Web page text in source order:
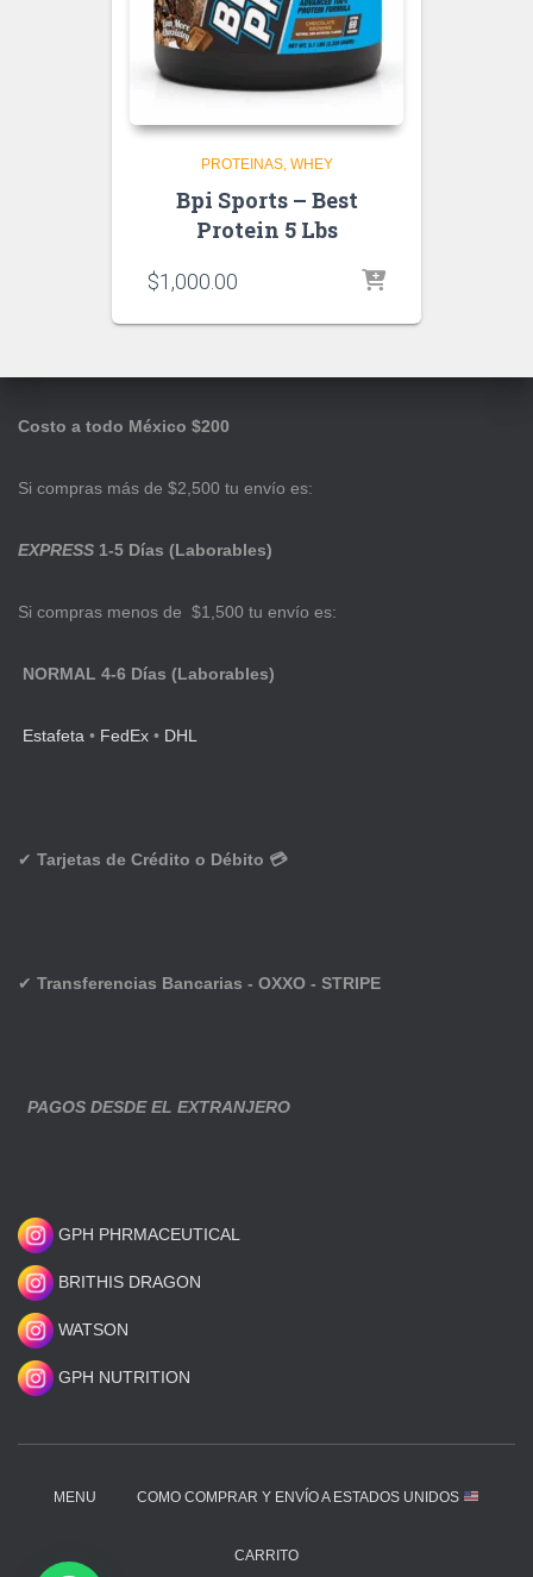
PROTEINAS WHEY
Bpi Sports – Best
Protein 5 Lbs
$1,000.00
Costo a todo México $200
Si compras más de $2,500 tu envío es:
EXPRESS 1-5 Días (Laborables)
Si compras menos de $1,500 tu envío es:
NORMAL 4-6 Días (Laborables)
Estafeta • FedEx • DHL
✔ Tarjetas de Crédito o Débito 💳
✔ Transferencias Bancarias - OXXO - STRIPE
PAGOS DESDE EL EXTRANJERO
GPH PHRMACEUTICAL
BRITHIS DRAGON
WATSON
GPH NUTRITION
MENU COMO COMPRAR Y ENVÍO A ESTADOS UNIDOS
CARRITO